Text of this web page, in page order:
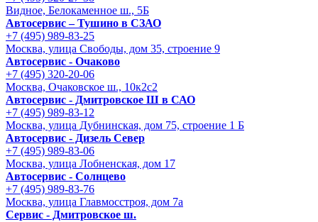
Видное, Белокаменное ш., 5Б
Автосервис – Тушино в СЗАО
+7 (495) 989-83-25
Москва, улица Свободы, дом 35, строение 9
Автосервис - Очаково
+7 (495) 320-20-06
Москва, Очаковское ш., 10к2с2
Автосервис - Дмитровское Ш в САО
+7 (495) 989-83-12
Москва, улица Дубнинская, дом 75, строение 1 Б
Автосервис - Дизель Север
+7 (495) 989-83-06
Москва, улица Лобненская, дом 17
Автосервис - Солнцево
+7 (495) 989-83-76
Москва, улица Главмосстроя, дом 7а
Сервис - Дмитровское ш.